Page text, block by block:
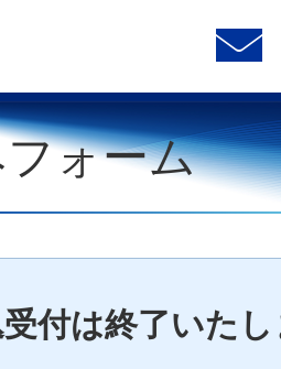
ォーム
付は終了いた